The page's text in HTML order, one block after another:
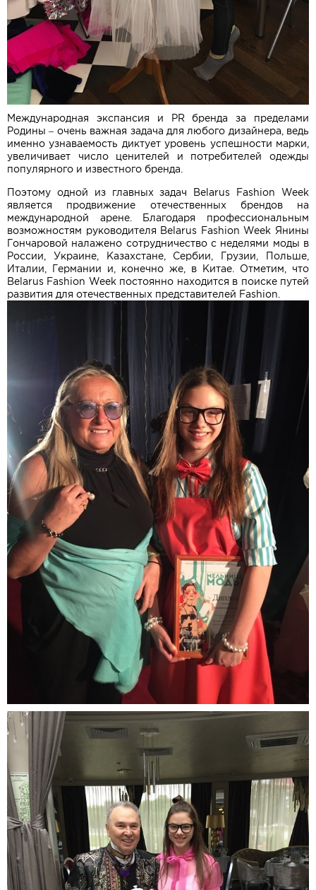
Международная экспансия и PR бренда за пределами
Родины – очень важная задача для любого дизайнера, ведь
именно узнаваемость диктует уровень успешности марки,
увеличивает число ценителей и потребителей одежды
популярного и известного бренда.
Поэтому одной из главных задач Belarus Fashion Week
является продвижение отечественных брендов на
международной арене. Благодаря профессиональным
возможностям руководителя Belarus Fashion Week Янины
Гончаровой налажено сотрудничество с неделями моды в
России, Украине, Казахстане, Сербии, Грузии, Польше,
Италии, Германии и, конечно же, в Китае. Отметим, что
Belarus Fashion Week постоянно находится в поиске путей
развития для отечественных представителей Fashion.